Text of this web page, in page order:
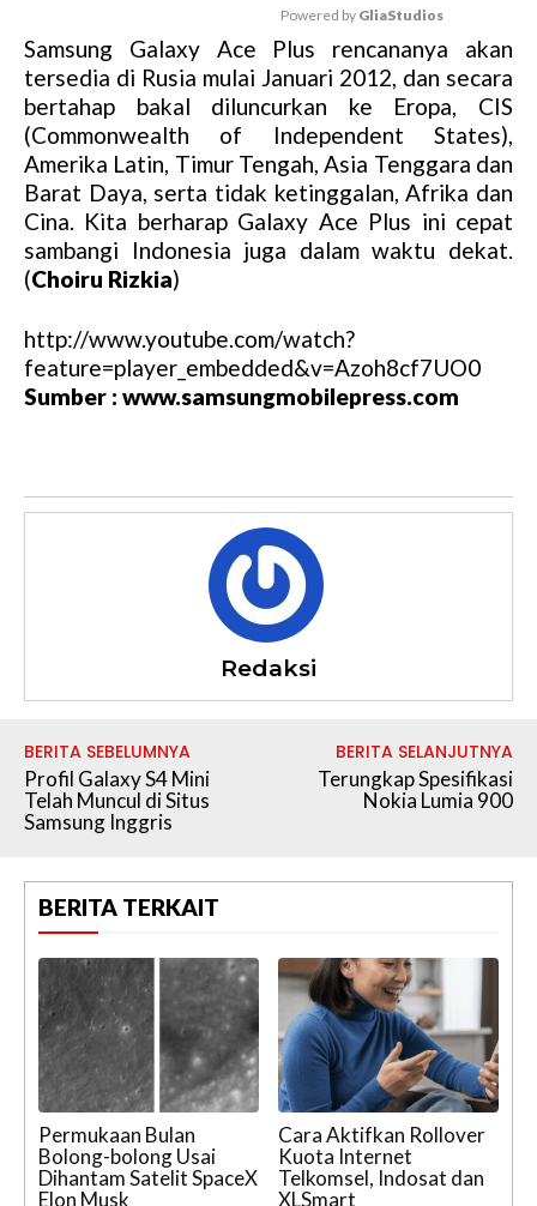
M
u
t
e
Powered by GliaStudios
Samsung Galaxy Ace Plus rencananya akan
tersedia di Rusia mulai Januari 2012, dan secara
bertahap bakal diluncurkan ke Eropa, CIS
(Commonwealth of Independent States),
Amerika Latin, Timur Tengah, Asia Tenggara dan
Barat Daya, serta tidak ketinggalan, Afrika dan
Cina. Kita berharap Galaxy Ace Plus ini cepat
sambangi Indonesia juga dalam waktu dekat.
(Choiru Rizkia)
http://www.youtube.com/watch?
feature=player_embedded&v=Azoh8cf7UO0
Sumber : www.samsungmobilepress.com
Redaksi
BERITA SEBELUMNYA
Profil Galaxy S4 Mini
Telah Muncul di Situs
Samsung Inggris
BERITA SELANJUTNYA
Terungkap Spesifikasi
Nokia Lumia 900
BERITA TERKAIT
Permukaan Bulan
Bolong-bolong Usai
Dihantam Satelit SpaceX
Elon Musk
Cara Aktifkan Rollover
Kuota Internet
Telkomsel, Indosat dan
XLSmart